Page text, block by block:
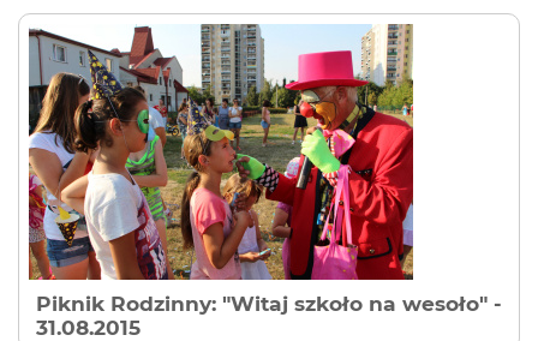
Piknik Rodzinny: "Witaj szkoło na wesoło" -
31.08.2015